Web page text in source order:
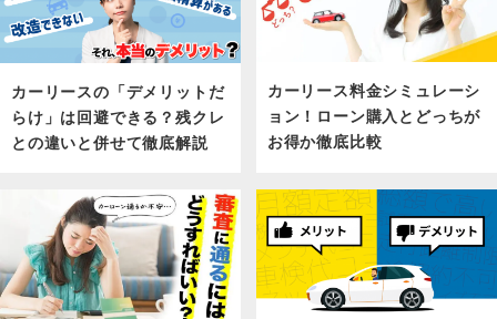
カーリースの「デメリットだ
らけ」は回避できる？残クレ
との違いと併せて徹底解説
カーリース料金シミュレーシ
ョン！ローン購入とどっちが
お得か徹底比較